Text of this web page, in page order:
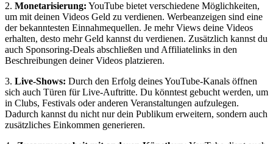
2. Monetarisierung: YouTube bietet verschiedene Möglichkeiten,
um mit deinen Videos Geld zu verdienen. Werbeanzeigen​ sind eine
der bekanntesten Einnahmequellen. Je mehr Views deine⁤ Videos
erhalten, desto mehr Geld kannst⁣ du verdienen. Zusätzlich kannst du
auch Sponsoring-Deals abschließen und Affiliatelinks in⁤ den
Beschreibungen deiner Videos platzieren.
3. Live-Shows: Durch den Erfolg deines YouTube-Kanals öffnen
sich auch Türen für Live-Auftritte. ‍Du könntest gebucht werden, um
in Clubs,⁣ Festivals oder anderen Veranstaltungen aufzulegen.
Dadurch kannst du nicht nur dein Publikum erweitern, sondern auch
zusätzliches Einkommen generieren.